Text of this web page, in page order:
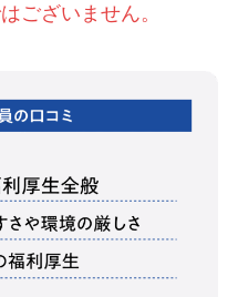
ございません。